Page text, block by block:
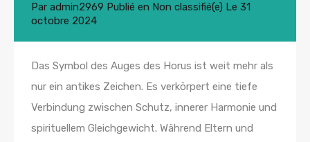
Par admin2969 Publié en Non classifié(e) Le 31
octobre 2024
Das Symbol des Auges des Horus ist weit mehr als
nur ein antikes Zeichen. Es verkörpert eine tiefe
Verbindung zwischen Schutz, innerer Harmonie und
spirituellem Gleichgewicht. Während Eltern und